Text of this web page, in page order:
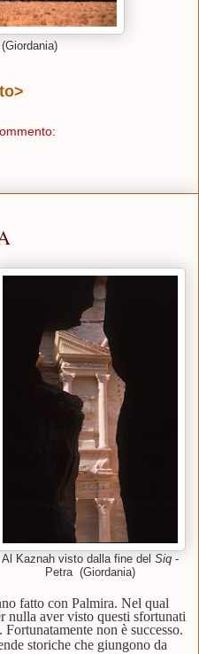
Al Kaznah visto dalla fine del Siq -
Petra (Giordania)
fatto con Palmira. Nel qual
nulla aver visto questi sfortunati
non è successo.
storiche che giungono da